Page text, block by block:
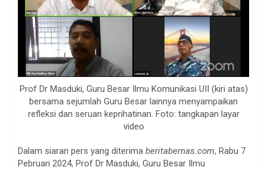
Prof Dr Masduki, Guru Besar Ilmu Komunikasi UII (kiri atas)
bersama sejumlah Guru Besar lainnya menyampaikan
refleksi dan seruan keprihatinan. Foto: tangkapan layar
video
Dalam siaran pers yang diterima beritabernas.com, Rabu 7
Pebruari 2024, Prof Dr Masduki, Guru Besar Ilmu